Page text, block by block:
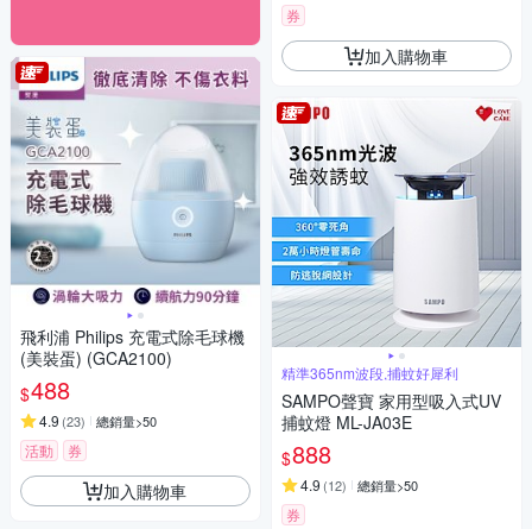
飛利浦 Philips 充電式除毛球機
(美裝蛋) (GCA2100)
$488
4.9 (23) 總銷量>50
活動 券
加入購物車
券
加入購物車
精準365nm波段,捕蚊好犀利
SAMPO聲寶 家用型吸入式UV
捕蚊燈 ML-JA03E
$888
4.9 (12) 總銷量>50
券